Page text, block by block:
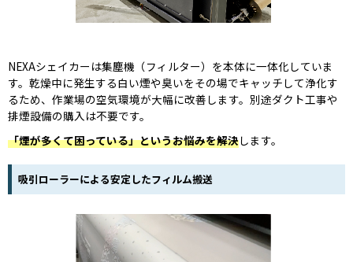
NEXAシェイカーは集塵機（フィルター）を本体に一体化していま
す。乾燥中に発生する白い煙や臭いをその場でキャッチして浄化す
るため、作業場の空気環境が大幅に改善します。別途ダクト工事や
排煙設備の購入は不要です。
「煙が多くて困っている」というお悩みを解決します。
吸引ローラーによる安定したフィルム搬送